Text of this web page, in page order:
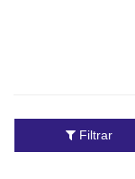
Filtrar